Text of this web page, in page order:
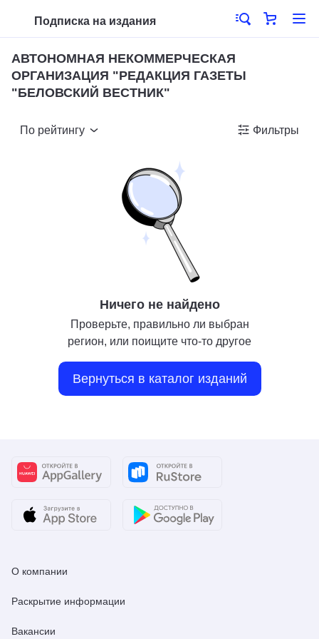
Подписка на издания
АВТОНОМНАЯ НЕКОММЕРЧЕСКАЯ
ОРГАНИЗАЦИЯ "РЕДАКЦИЯ ГАЗЕТЫ
"БЕЛОВСКИЙ ВЕСТНИК"
По рейтингу Фильтры
Ничего не найдено
Проверьте, правильно ли выбран
регион, или поищите что-то другое
Вернуться в каталог изданий
О компании
Раскрытие информации
Вакансии